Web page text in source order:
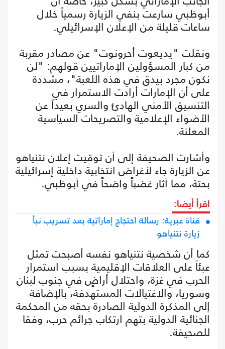
أبوظبي سارعت بنفي الزيارة رسمياً خلال
ساعات قليلة من الإعلان الإسرائيلي.
ونقلت "يديعوت أحرونوت" عن مصادر مقربة
من كبار المسؤولين الإماراتيين قولهم: "لن
نكون مجرد بيدق في هذه اللعبة"، مشددة
على أن الإمارات أرادت الاستمرار في
التنسيق الأمني الهادئ والسري بعيداً عن
الأضواء الإعلامية والتصريحات السياسية
المعلنة.
وأشارت الصحيفة إلى أن توقيت إعلان نتنياهو
عن الزيارة جاء لأغراض انتخابية داخلية إسرائيلية
بحتة، مما أثار غضباً واضحاً في أبوظبي.
اقرأ أيضا:
قناة عبرية: رسالة احتجاج إماراتية بعد تسريب نبأ
زيارة نتنياهو
كما أن شخصية نتنياهو نفسه أصبحت تمثل
عبئاً على العلاقات الإقليمية بسبب استمرار
الحرب في غزة، واحتلال أراضٍ في جنوب لبنان
وسوريا، والاغتيالات المستهدفة، بالإضافة
إلى المذكرة الدولية الصادرة بحقه من المحكمة
الجنائية الدولية بتهم ارتكاب جرائم حرب، وفقا
للصحيفة.